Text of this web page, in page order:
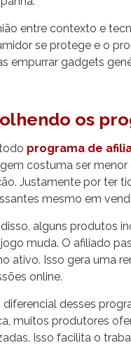
entre contexto e
se protege e o
empurrar gadgets
os
programa de
costuma ser
Justamente por ter
mesmo em
alguns produtos
muda. O afiliado
ativo. Isso gera uma
online.
diferencial desses
muitos produtores
Isso facilita o